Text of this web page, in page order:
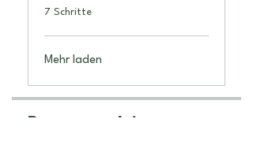
.7 Schritte
Mehr laden